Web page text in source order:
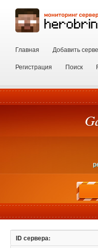
Главная Добавить
Регистрация
Поиск